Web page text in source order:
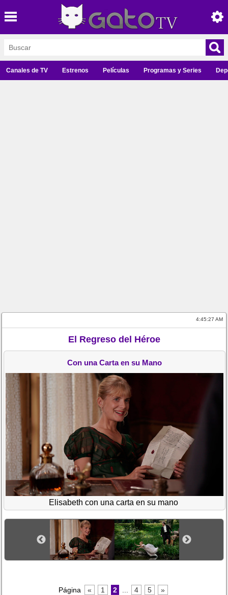
Canales de TV Estrenos Películas Programas y Series
4:45:27 AM
El Regreso del Héroe
Con una Carta en su Mano
Elisabeth con una carta en su mano
Página « 1 2 4 5 »